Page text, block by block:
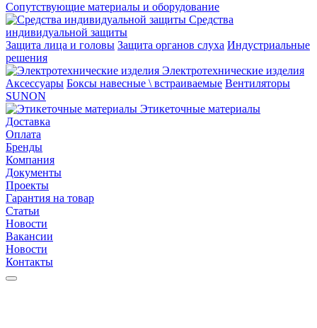
Сопутствующие материалы и оборудование
Средства
индивидуальной защиты
Защита лица и головы Защита органов слуха Индустриальные
решения
Электротехнические изделия
Аксессуары Боксы навесные \ встраиваемые Вентиляторы
SUNON
Этикеточные материалы
Доставка
Оплата
Бренды
Компания
Документы
Проекты
Гарантия на товар
Статьи
Новости
Вакансии
Новости
Контакты